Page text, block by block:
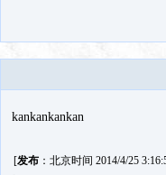
kankankankan
[发布：北京时间 2014/4/25